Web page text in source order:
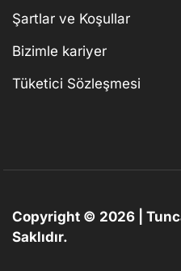
Şartlar ve Koşullar
Bizimle kariyer
Tüketici Sözleşmesi
Copyright © 2026 |
Saklıdır.